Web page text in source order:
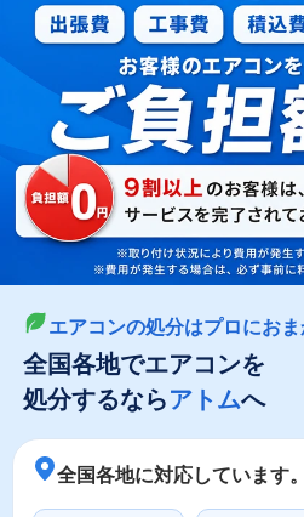
最短即日 お急ぎ
050-
受付：24時間年中無
LINEやメールで
メールで回収依頼
エアコンの処分はプロにお
全国各地でエアコンを
処分するならアトムへ
全国各地に対応しています。